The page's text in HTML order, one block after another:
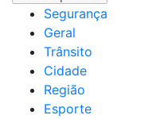
Segurança
Geral
Trânsito
Cidade
Região
Esporte